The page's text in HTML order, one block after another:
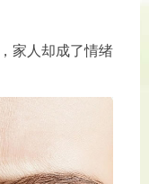
家人却成了情绪